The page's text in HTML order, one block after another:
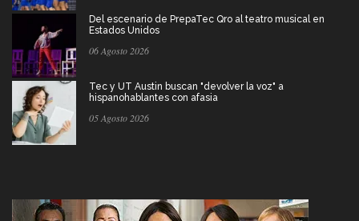
Del escenario de PrepaTec Qro al teatro musical en
Estados Unidos
06 Agosto 2026
Tec y UT Austin buscan "devolver la voz" a
hispanohablantes con afasia
05 Agosto 2026